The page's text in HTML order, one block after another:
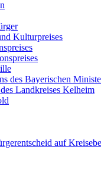
Kulturpreises
des Bayerischen
Landkreises Kelheim
auf